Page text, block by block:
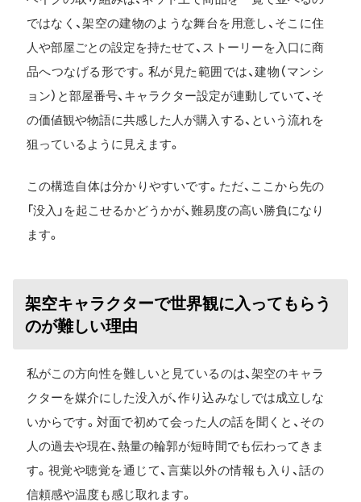
ではなく、架空の建物のような舞台を用意し、そこに住
人や部屋ごとの設定を持たせて、ストーリーを入口に商
品へつなげる形です。私が見た範囲では、建物（マンシ
ョン）と部屋番号、キャラクター設定が連動していて、そ
の価値観や物語に共感した人が購入する、という流れを
狙っているように見えます。
この構造自体は分かりやすいです。ただ、ここから先の
「没入」を起こせるかどうかが、難易度の高い勝負になり
ます。
架空キャラクターで世界観に入ってもらう
のが難しい理由
私がこの方向性を難しいと見ているのは、架空のキャラ
クターを媒介にした没入が、作り込みなしでは成立しな
いからです。対面で初めて会った人の話を聞くと、その
人の過去や現在、熱量の輪郭が短時間でも伝わってきま
す。視覚や聴覚を通じて、言葉以外の情報も入り、話の
信頼感や温度も感じ取れます。